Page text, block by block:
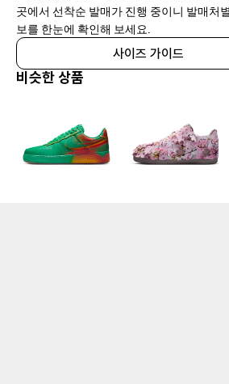
곳에서 선착순 발매가 진행 중이니 발매처
보를 한눈에 확인해 보세요.
사이즈 가이드
비슷한 상품